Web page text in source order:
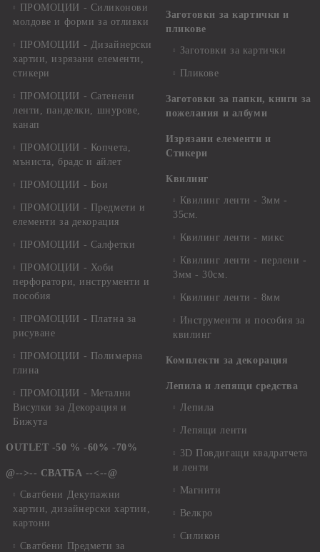
ПРОМОЦИИ - Силиконови
молдове и форми за отливки
ПРОМОЦИИ - Дизайнерски
хартии, изрязани елементи,
стикери
ПРОМОЦИИ - Сатенени
ленти, панделки, шнурове,
канап
ПРОМОЦИИ - Копчета,
мъниста, брадс и айлет
ПРОМОЦИИ - Бои
ПРОМОЦИИ - Предмети и
елементи за декорация
ПРОМОЦИИ - Салфетки
ПРОМОЦИИ - Хоби
перфоратори, инструменти и
пособия
ПРОМОЦИИ - Платна за
рисуване
ПРОМОЦИИ - Полимерна
глина
ПРОМОЦИИ - Метални
Висулки за Декорация и
Бижута
OUTLET -50 % -60% -70%
@-->-- СВАТБА --<--@
Сватбени Декупажни
хартии, дизайнерски хартии,
картони
Сватбени Предмети за
Заготовки за картички и
пликове
Заготовки за картички
Пликове
Заготовки за папки, книги за
пожелания и албуми
Изрязани елементи и
Стикери
Квилинг
Квилинг ленти - 3мм -
35см.
Квилинг ленти - микс
Квилинг ленти - перлени -
3мм - 30см.
Квилинг ленти - 8мм
Инструменти и пособия за
квилинг
Комплекти за декорация
Лепила и лепящи средства
Лепила
Лепящи ленти
3D Повдигащи квадратчета
и ленти
Магнити
Велкро
Силикон